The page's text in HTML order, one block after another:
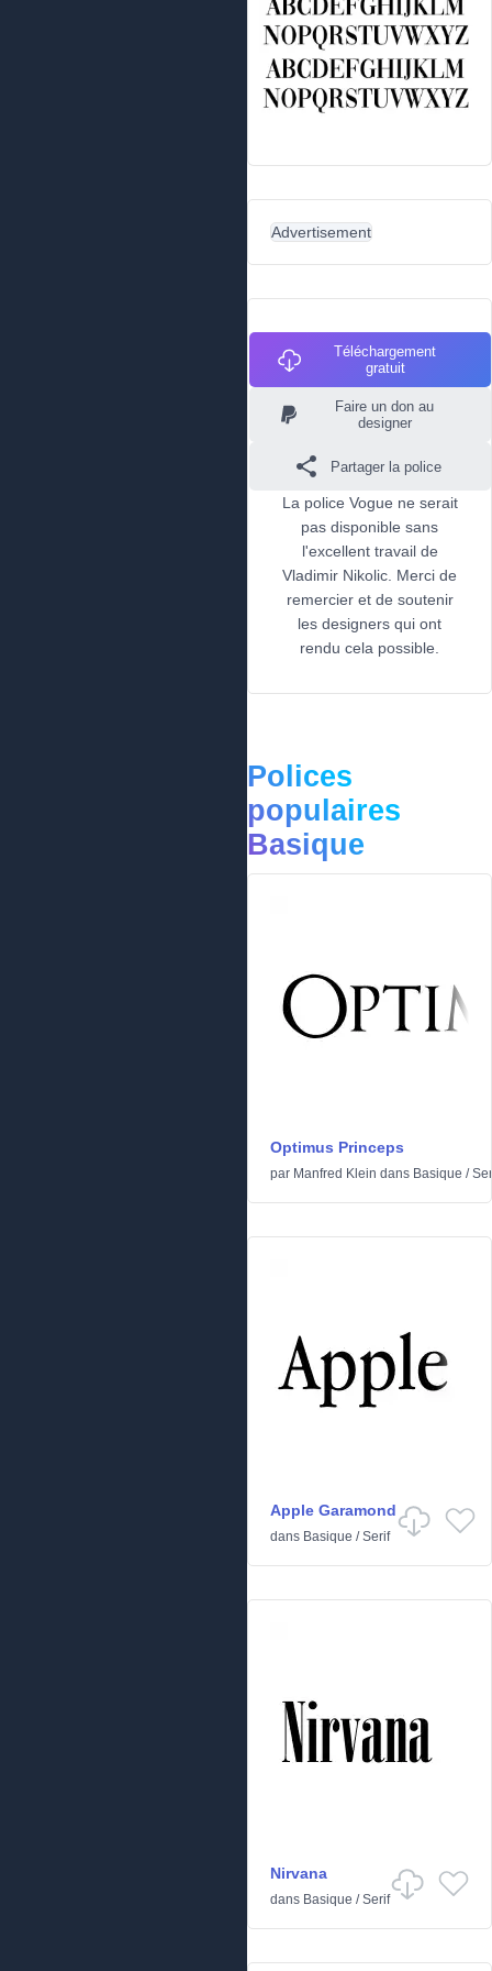
Advertisement
Téléchargement
gratuit
Faire un don au
designer
Partager la police
La police Vogue ne serait
pas disponible sans
l'excellent travail de
Vladimir Nikolic. Merci de
remercier et de soutenir
les designers qui ont
rendu cela possible.
Polices
populaires
Basique
Optimus Princeps
par Manfred Klein dans Basique /
Apple Garamond
dans Basique /Serif
Nirvana
dans Basique /Serif